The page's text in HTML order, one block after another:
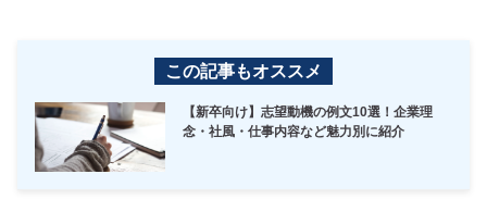
この記事もオススメ
【新卒向け】志望動機の例文10選！企業理
念・社風・仕事内容など魅力別に紹介